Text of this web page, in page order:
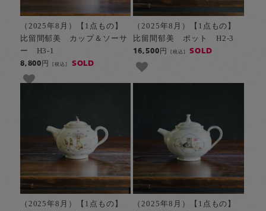
（2025年8月）【1点もの】
比留間郁美 カップ＆ソーサ
ー H3-1
8,800円[税込] SOLD
（2025年8月）【1点もの】
比留間郁美 ポット H2-3
16,500円 [税込] SOLD
（2025年8月）【1点もの】
（2025年8月）【1点もの】